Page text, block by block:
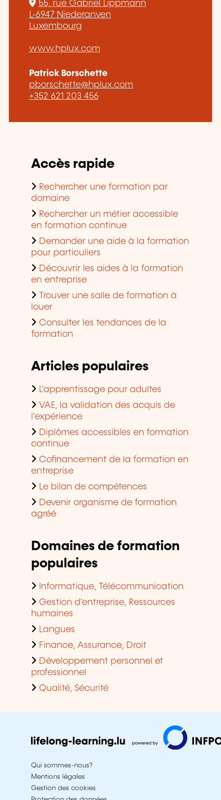
55, rue Gabriel Lippmann
L-6947 Niederanven
Luxembourg
www.hplux.com
Patrick Borschette
pborschette@hplux.com
+352 621 203 456
Accès rapide
Rechercher une formation par
domaine
Rechercher un métier accessible
en formation continue
Demander une aide à la formation
pour particuliers
Découvrir les aides à la formation
en entreprise
Trouver une salle de formation à
louer
Consulter les tendances de la
formation
Articles populaires
L'apprentissage pour adultes
VAE, la validation des acquis de
l'expérience
Diplômes accessibles en formation
continue
Cofinancement de la formation en
entreprise
Le bilan de compétences
Devenir organisme de formation
agréé
Domaines de formation
populaires
Informatique, Télécommunication
Gestion d'entreprise, Ressources
humaines
Langues
Finance, Assurance, Droit
Développement personnel et
professionnel
Qualité, Sécurité
Qui sommes-nous?
Mentions légales
Gestion des cookies